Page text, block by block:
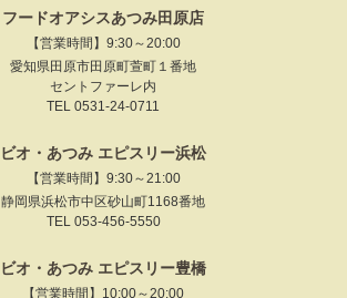
フードオアシスあつみ田原店
【営業時間】9:30～20:00
愛知県田原市田原町萱町１番地
セントファーレ内
TEL 0531-24-0711
ビオ・あつみ エピスリー浜松
【営業時間】9:30～21:00
静岡県浜松市中区砂山町1168番地
TEL 053-456-5550
ビオ・あつみ エピスリー豊橋
【営業時間】10:00～20:00